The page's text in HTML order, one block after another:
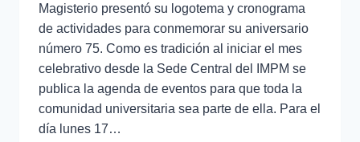
Magisterio presentó su logotema y cronograma
de actividades para conmemorar su aniversario
número 75. Como es tradición al iniciar el mes
celebrativo desde la Sede Central del IMPM se
publica la agenda de eventos para que toda la
comunidad universitaria sea parte de ella. Para el
día lunes 17…